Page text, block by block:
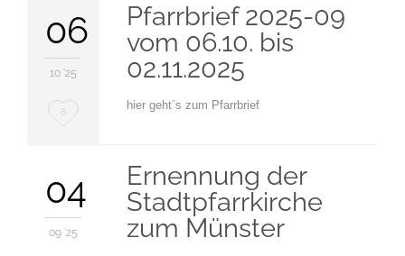
06
10 '25
Love
6
Pfarrbrief 2025-09
vom 06.10. bis
02.11.2025
hier geht´s zum Pfarrbrief
04
09 '25
Ernennung der
Stadtpfarrkirche
zum Münster